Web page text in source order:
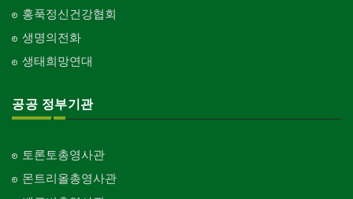
홍푹정신건강협회
생명의전화
생태희망연대
공공 정부기관
토론토총영사관
몬트리올총영사관